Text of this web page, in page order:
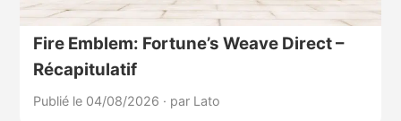
Fire Emblem: Fortune’s Weave Direct –
Récapitulatif
Publié le 04/08/2026 · par Lato